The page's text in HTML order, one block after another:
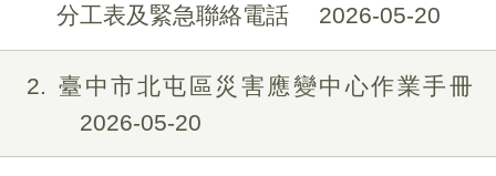
分工表及緊急聯絡電話
2026-05-20
2
臺中市北屯區災害應變中心作業手冊
2026-05-20